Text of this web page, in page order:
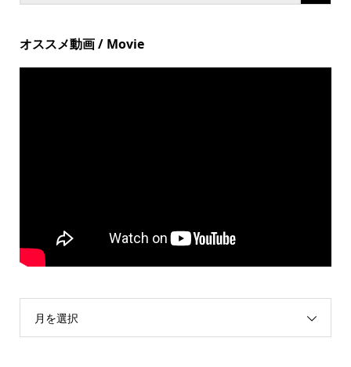
オススメ動画 / Movie
月を選択